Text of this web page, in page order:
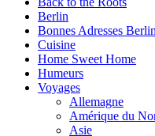
Berlin
Bonnes Adresses Berlin
Cuisine
Home Sweet Home
Humeurs
Voyages
Allemagne
Amérique du
Asie